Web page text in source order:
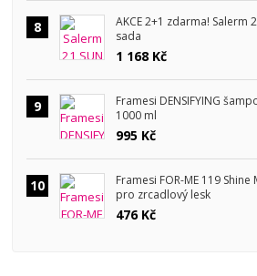
8
AKCE 2+1 zdarma! Salerm
sada
1 168 Kč
9
Framesi DENSIFYING
1000 ml
995 Kč
10
Framesi FOR-ME 119
pro zrcadlový lesk
476 Kč